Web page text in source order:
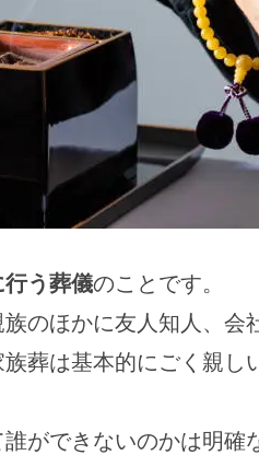
う葬儀のことです。
のほかに友人知人、会
葬は基本的にごく親し
ができないのかは明確